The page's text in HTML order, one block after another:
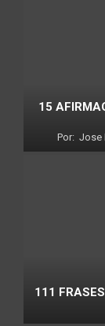
15
Por: Jose
111